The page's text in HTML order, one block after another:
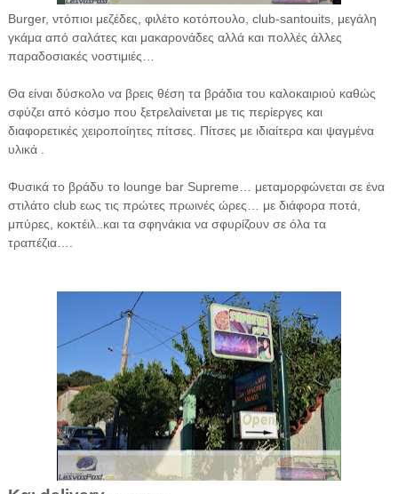
Burger, ντόπιοι μεζέδες, φιλέτο κοτόπουλο, club-santouits, μεγάλη
γκάμα από σαλάτες και μακαρονάδες αλλά και πολλές άλλες
παραδοσιακές νοστιμιές…
Θα είναι δύσκολο να βρεις θέση τα βράδια του καλοκαιριού καθώς
σφύζει από κόσμο που ξετρελαίνεται με τις περίεργες και
διαφορετικές χειροποίητες πίτσες. Πίτσες με ιδιαίτερα και ψαγμένα
υλικά .
Φυσικά το βράδυ το lounge bar Supreme… μεταμορφώνεται σε ένα
στιλάτο club εως τις πρώτες πρωινές ώρες… με διάφορα ποτά,
μπύρες, κοκτέιλ..και τα σφηνάκια να σφυρίζουν σε όλα τα
τραπέζια….